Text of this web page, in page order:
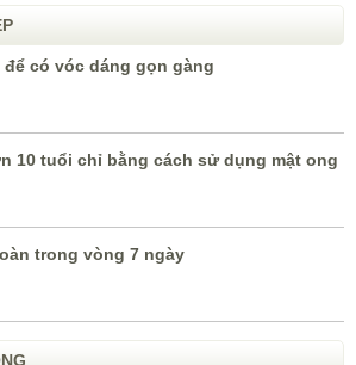
có vóc dáng gọn gàng
10 tuổi chỉ bằng cách sử dụng mật ong
trong vòng 7 ngày